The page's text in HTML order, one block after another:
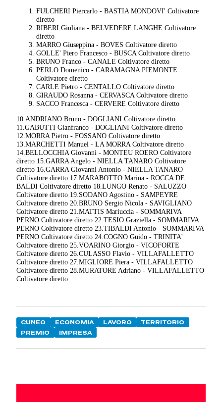
FULCHERI Piercarlo - BASTIA MONDOVI' Coltivatore
diretto
RIBERI Giuliana - BELVEDERE LANGHE Coltivatore
diretto
MARRO Giuseppina - BOVES Coltivatore diretto
GOLLE' Piero Francesco - BUSCA Coltivatore diretto
BRUNO Franco - CANALE Coltivatore diretto
PERLO Domenico - CARAMAGNA PIEMONTE
Coltivatore diretto
CARLE Pietro - CENTALLO Coltivatore diretto
GIRAUDO Rosanna - CERVASCA Coltivatore diretto
SACCO Francesca - CERVERE Coltivatore diretto
10.ANDRIANO Bruno - DOGLIANI Coltivatore diretto
11.GABUTTI Gianfranco - DOGLIANI Coltivatore diretto
12.MORRA Pietro - FOSSANO Coltivatore diretto
13.MARCHETTI Manuel - LA MORRA Coltivatore diretto
14.BELLOCCHIA Giovanni - MONTEU ROERO Coltivatore
diretto 15.GARRA Angelo - NIELLA TANARO Coltivatore
diretto 16.GARRA Giovanni Antonio - NIELLA TANARO
Coltivatore diretto 17.MARABOTTO Marina - ROCCA DE
BALDI Coltivatore diretto 18.LUNGO Renato - SALUZZO
Coltivatore diretto 19.SODANO Agostino - SAMPEYRE
Coltivatore diretto 20.BRUNO Sergio Nicola - SAVIGLIANO
Coltivatore diretto 21.MATTIS Mariuccia - SOMMARIVA
PERNO Coltivatore diretto 22.TESIO Graziella - SOMMARIVA
PERNO Coltivatore diretto 23.TIBALDI Antonio - SOMMARIVA
PERNO Coltivatore diretto 24.COGNO Guido - TRINITA'
Coltivatore diretto 25.VOARINO Giorgio - VICOFORTE
Coltivatore diretto 26.CULASSO Flavio - VILLAFALLETTO
Coltivatore diretto 27.MIGLIORE Piera - VILLAFALLETTO
Coltivatore diretto 28.MURATORE Adriano - VILLAFALLETTO
Coltivatore diretto
CUNEO ECONOMIA LAVORO
TERRITORIO
PREMIO
IMPRESA